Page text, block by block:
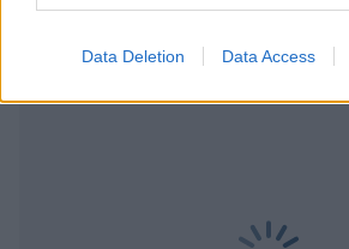
Data Deletion Data Access